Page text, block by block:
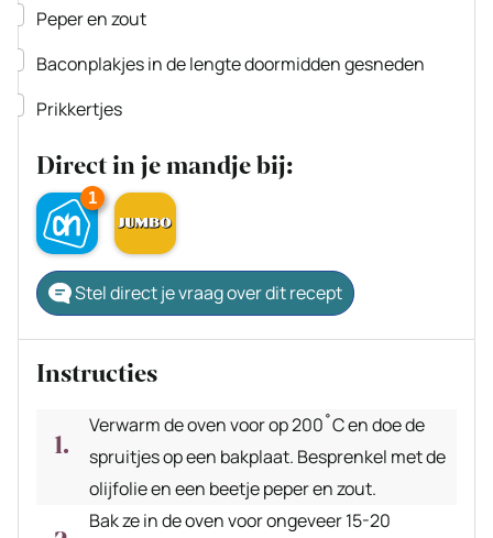
▢
Peper en zout
▢
Baconplakjesin de lengte doormidden gesneden
▢
Prikkertjes
Direct in je mandje bij:
1
Stel direct je vraag over dit recept
Instructies
Verwarm de oven voor op 200˚C en doe de
spruitjes op een bakplaat. Besprenkel met de
olijfolie en een beetje peper en zout.
Bak ze in de oven voor ongeveer 15-20